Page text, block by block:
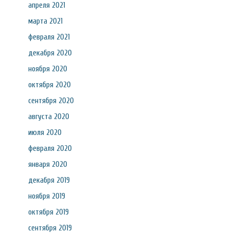
апреля 2021
марта 2021
февраля 2021
декабря 2020
ноября 2020
октября 2020
сентября 2020
августа 2020
июля 2020
февраля 2020
января 2020
декабря 2019
ноября 2019
октября 2019
сентября 2019